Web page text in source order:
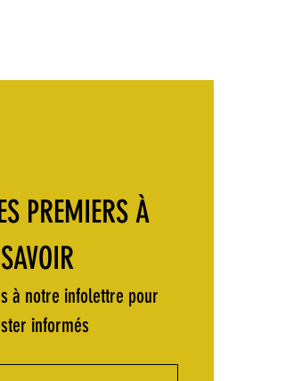
PREMIERS À
SAVOIR
à notre infolettre pour
informés